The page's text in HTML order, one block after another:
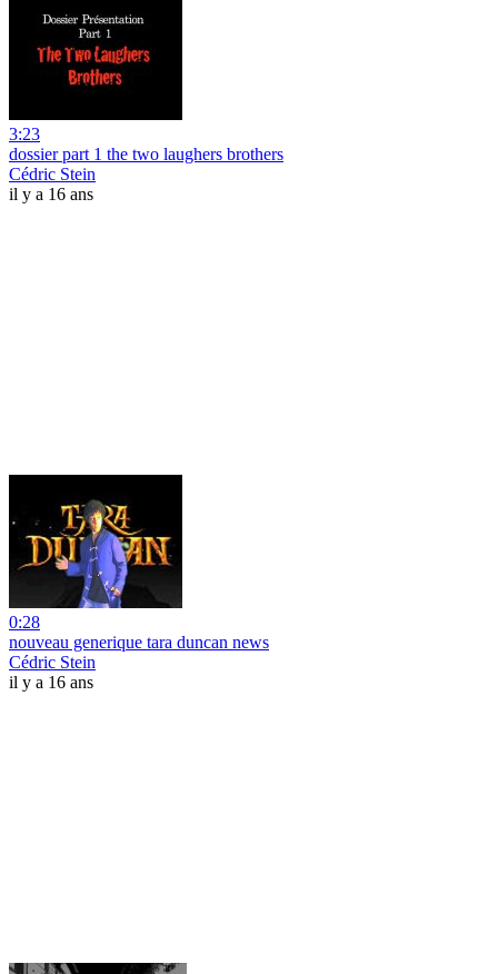
3:23
dossier part 1 the two laughers brothers
Cédric Stein
il y a 16 ans
0:28
nouveau generique tara duncan news
Cédric Stein
il y a 16 ans